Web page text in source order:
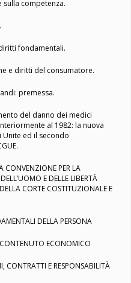
sulla competenza.
fondamentali.
e diritti del consumatore.
premessa.
del danno dei medici
al 1982: la nuova
Unite ed il secondo
CONVENZIONE PER LA
E DELLE LIBERTÀ
CORTE COSTITUZIONALE E
DELLA PERSONA
ECONOMICO
CONTRATTI E RESPONSABILITÀ